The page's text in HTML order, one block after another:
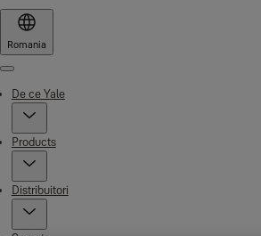
Romania
Menu
De ce Yale
Products
Distribuitori